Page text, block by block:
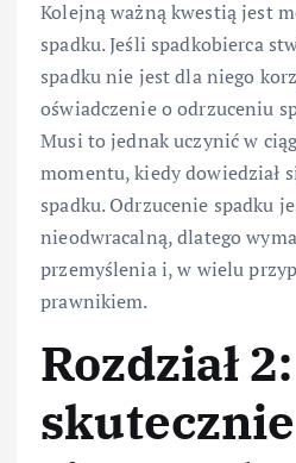
Kolejną ważną kwestią jest
spadku. Jeśli spadkobierca
spadku nie jest dla niego
oświadczenie o odrzuceniu
Musi to jednak uczynić w
momentu, kiedy dowiedział
spadku. Odrzucenie spadku
nieodwracalną, dlatego
przemyślenia i, w wielu
prawnikiem.
Rozdział